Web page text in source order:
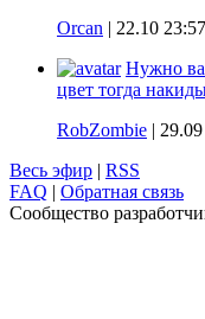
Orcan | 22.10 23:57
Нужно
цвет тогда
RobZombie |
Весь эфир | RSS
FAQ | Обратная связь
Сообщество